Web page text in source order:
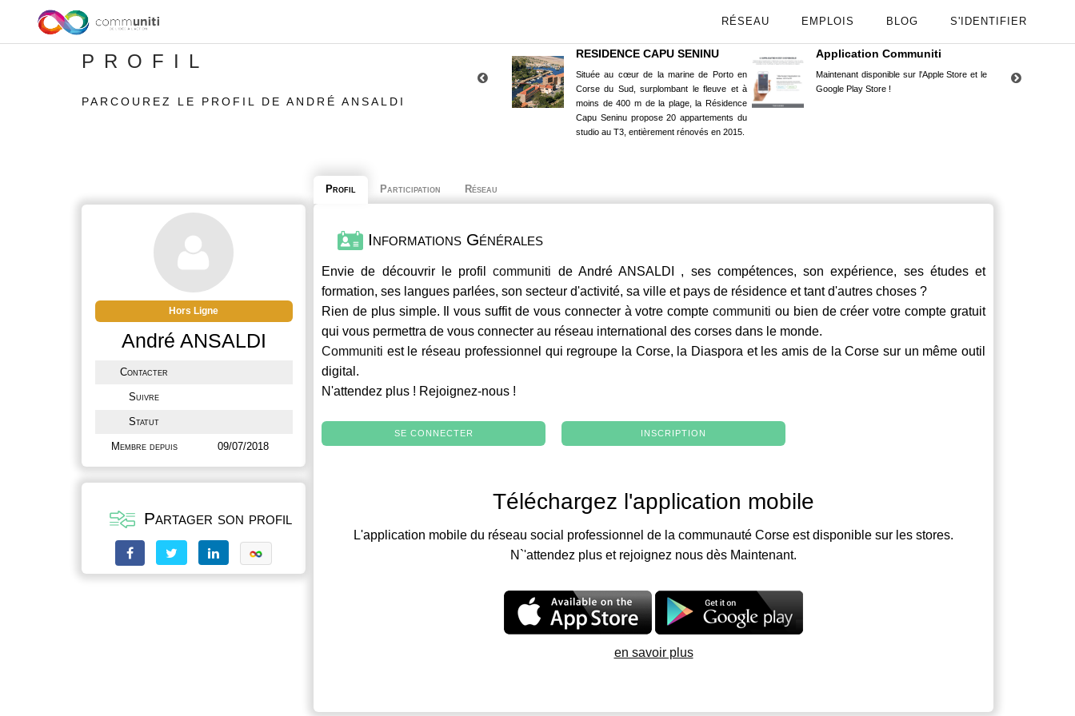
RÉSEAU EMPLOIS BLOG S'IDENTIFIER
PROFIL
PARCOUREZ LE PROFIL DE ANDRÉ ANSALDI
RESIDENCE CAPU SENINU
Située au cœur de la marine de Porto en
Corse du Sud, surplombant le fleuve et à
moins de 400 m de la plage, la Résidence
Capu Seninu propose 20 appartements du
studio au T3, entièrement rénovés en 2015.
Application Communiti
Maintenant disponible sur l'Apple Store et le
Google Play Store !
Hors Ligne
André ANSALDI
Contacter
Suivre
Statut
Membre depuis 09/07/2018
Partager son profil
Profil Participation Réseau
Informations Générales
Envie de découvrir le profilcommuniti de André ANSALDI , ses compétences, son expérience, ses études et
formation, ses langues parlées, son secteur d'activité, sa ville et pays de résidence et tant d'autres choses ?
Rien de plus simple. Il vous suffit de vous connecter à votre comptecommuniti ou bien de créer votre compte gratuit
qui vous permettra de vous connecter au réseau international des corses dans le monde.
Communiti est le réseau professionnel qui regroupe la Corse, la Diaspora et les amis de la Corse sur un même outil
digital.
N'attendez plus ! Rejoignez-nous !
SE CONNECTER INSCRIPTION
Téléchargez l'application mobile
L'application mobile du réseau social professionnel de la communauté Corse est disponible sur les stores.
N`'attendez plus et rejoignez nous dès Maintenant.
en savoir plus